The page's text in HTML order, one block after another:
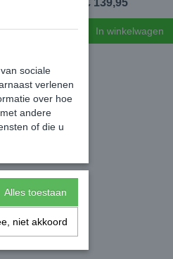
In winkelwagen
sociale
verlenen
over hoe
andere
of die u
Alles toestaan
niet akkoord